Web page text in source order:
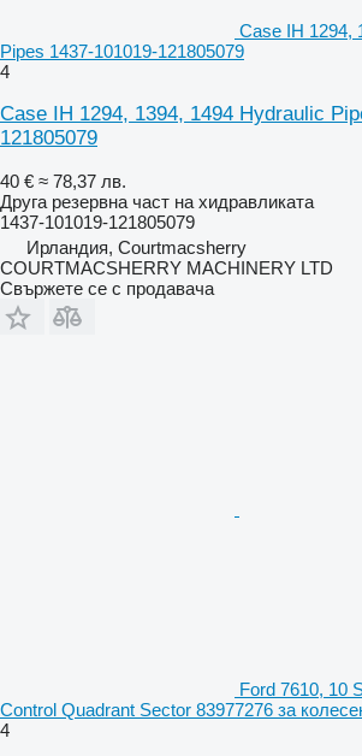
Case IH 1294,
Pipes 1437-101019-121805079
4
Case IH 1294, 1394, 1494 Hydraulic
121805079
40 € ≈ 78,37 лв.
Друга резервна част на хидравликата
1437-101019-121805079
Ирландия, Courtmacsherry
COURTMACSHERRY MACHINERY LTD
Свържете се с продавача
Ford 7610, 10
Control Quadrant Sector 83977276 за
4